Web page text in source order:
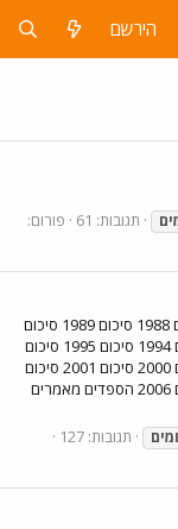
הירשם
תגובות: 61
פורום:
סיכום 1984-1985 סיכום 1986 סיכום 1987 סיכום 1988 סיכום 1989 סיכום
1990 סיכום 1991 סיכום 1992 סיכום 1993 סיכום 1994 סיכום 1995 סיכום
1996 סיכום 1997 סיכום 1998 סיכום 1999 סיכום 2000 סיכום 2001 סיכום
2002 סיכום 2003 סיכום 2004 סיכום 2005 סיכום 2006 הספדים מאמרים
תגובות: 127